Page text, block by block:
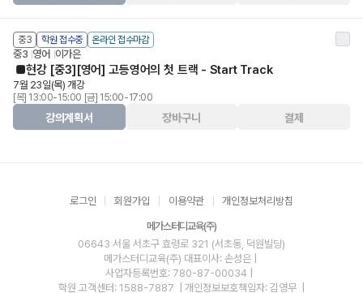
중3 학원 접수중 온라인 접수마감
중3 영어 이가은
■현강 [중3][영어] 고등영어의 첫 트랙 - Start Track
7월 23일(목) 개강
[목] 13:00-15:00 [금] 15:00-17:00
강의계획서 장바구니 결제
로그인 회원가입 이용약관 개인정보처리방침
메가스터디교육(주)
06643 서울 서초구 효령로 321 (서초동, 덕원빌딩)
메가스터디교육(주) 대표이사: 손성은 |
사업자등록번호: 780-87-00034
학원 고객센터: 1588-7887
| 개인정보보호책임자: 김영무